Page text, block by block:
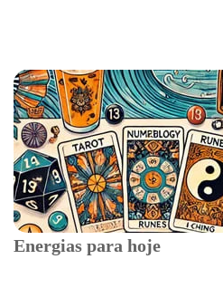
Energias para hoje